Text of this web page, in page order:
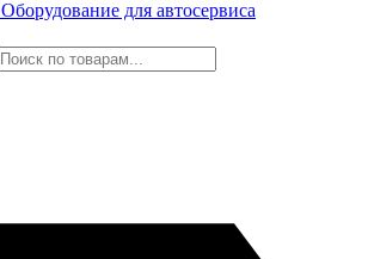
Оборудование для автосервиса